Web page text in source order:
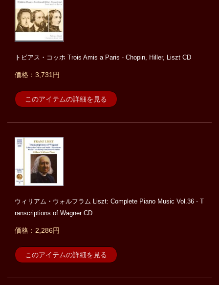
トビアス・コッホ Trois Amis a Paris - Chopin, Hiller, Liszt CD
価格：3,731円
このアイテムの詳細を見る
ウィリアム・ウォルフラム Liszt: Complete Piano Music Vol.36 - T
ranscriptions of Wagner CD
価格：2,286円
このアイテムの詳細を見る